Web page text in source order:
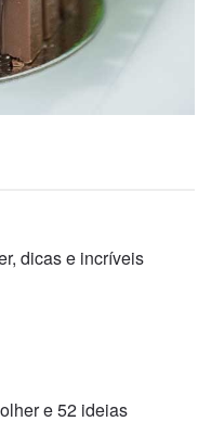
dicas e incríveis
e 52 ideias